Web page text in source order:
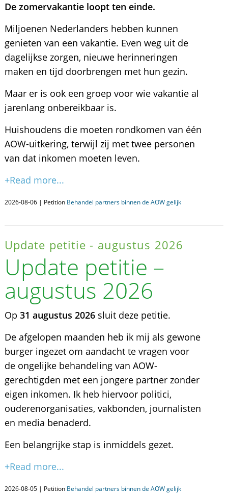
De zomervakantie loopt ten einde.
Miljoenen Nederlanders hebben kunnen
genieten van een vakantie. Even weg uit de
dagelijkse zorgen, nieuwe herinneringen
maken en tijd doorbrengen met hun gezin.
Maar er is ook een groep voor wie vakantie al
jarenlang onbereikbaar is.
Huishoudens die moeten rondkomen van één
AOW-uitkering, terwijl zij met twee personen
van dat inkomen moeten leven.
+Read more...
2026-08-06 | Petition Behandel partners binnen de AOW gelijk
Update petitie - augustus 2026
Update petitie –
augustus 2026
Op 31 augustus 2026sluit deze petitie.
De afgelopen maanden heb ik mij als gewone
burger ingezet om aandacht te vragen voor
de ongelijke behandeling van AOW-
gerechtigden met een jongere partner zonder
eigen inkomen. Ik heb hiervoor politici,
ouderenorganisaties, vakbonden, journalisten
en media benaderd.
Een belangrijke stap is inmiddels gezet.
+Read more...
2026-08-05 | Petition Behandel partners binnen de AOW gelijk